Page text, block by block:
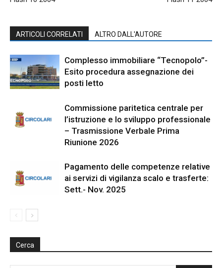
ARTICOLI CORRELATI ALTRO DALL'AUTORE
Complesso immobiliare “Tecnopolo”-
Esito procedura assegnazione dei
posti letto
Commissione paritetica centrale per
l’istruzione e lo sviluppo professionale
– Trasmissione Verbale Prima
Riunione 2026
Pagamento delle competenze relative
ai servizi di vigilanza scalo e trasferte:
Sett.- Nov. 2025
Cerca